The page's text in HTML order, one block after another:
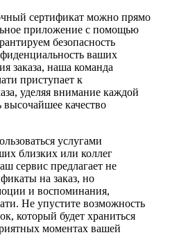
сертификат можно прямо
приложение с помощью
безопасность
ваших
заказа, наша команда
приступает к
уделяя внимание каждой
высочайшее качество
услугами
близких или коллег
сервис предлагает не
на заказ, но
и воспоминания,
Не упустите возможность
который будет храниться
моментах вашей